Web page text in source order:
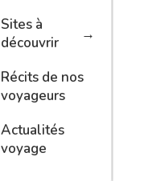
Sites à
découvrir
Récits de nos
voyageurs
Actualités
voyage